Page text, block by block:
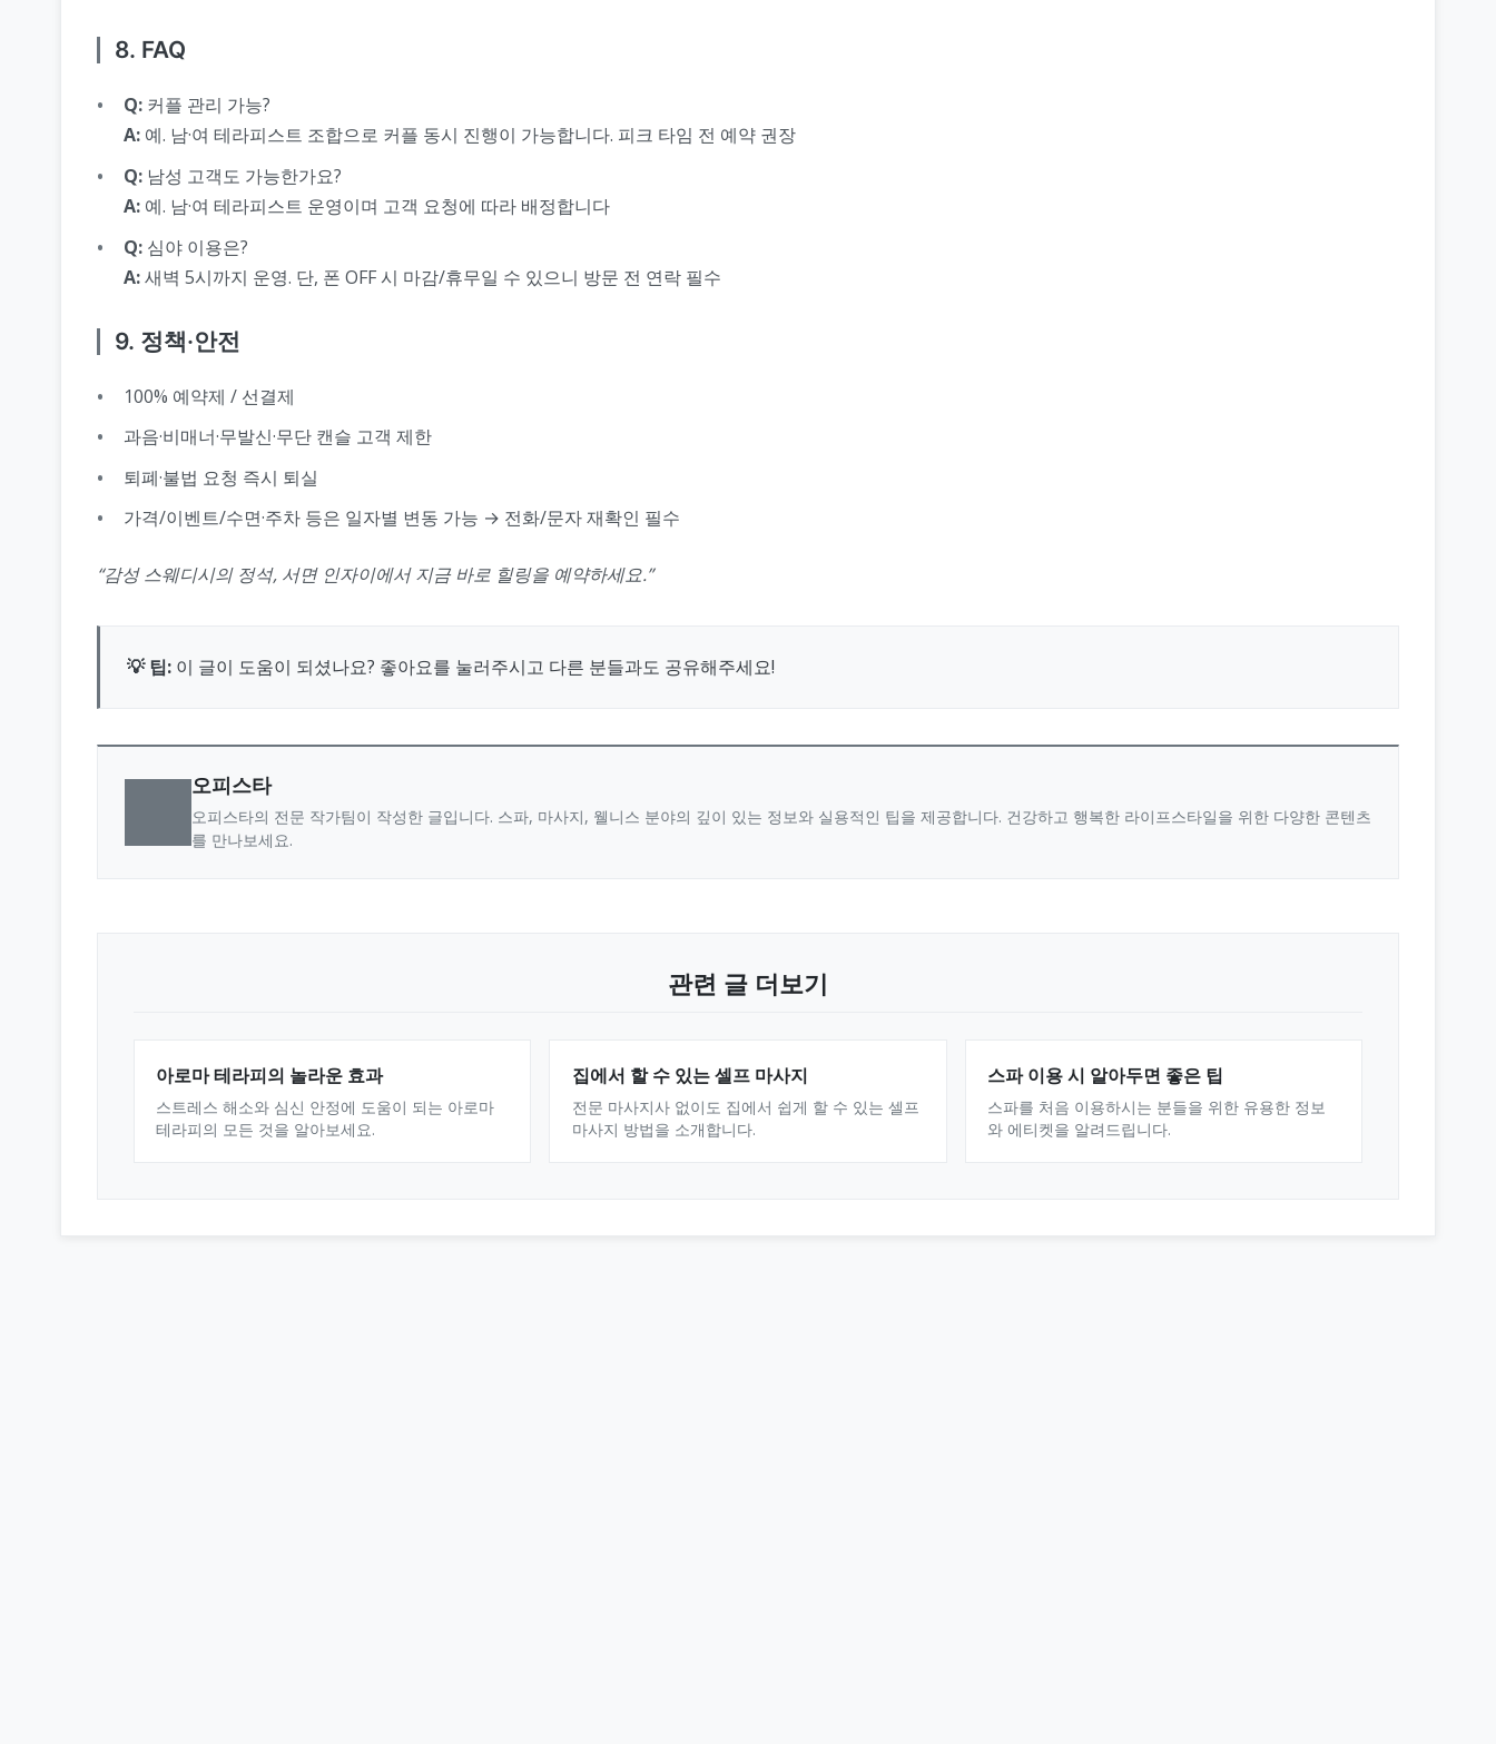
8. FAQ
Q: 커플 관리 가능?
A: 예. 남·여 테라피스트 조합으로 커플 동시 진행이 가능합니다. 피크 타임 전 예약 권장
Q: 남성 고객도 가능한가요?
A: 예. 남·여 테라피스트 운영이며 고객 요청에 따라 배정합니다
Q: 심야 이용은?
A:새벽 5시까지 운영. 단, 폰 OFF 시 마감/휴무일 수 있으니 방문 전 연락 필수
9. 정책·안전
100% 예약제 / 선결제
과음·비매너·무발신·무단 캔슬 고객 제한
퇴폐·불법 요청 즉시 퇴실
가격/이벤트/수면·주차 등은 일자별 변동 가능 → 전화/문자 재확인 필수
“감성 스웨디시의 정석, 서면 인자이에서 지금 바로 힐링을 예약하세요.”
💡 팁: 이 글이 도움이 되셨나요? 좋아요를 눌러주시고 다른 분들과도 공유해주세요!
오피스타
오피스타의 전문 작가팀이 작성한 글입니다. 스파, 마사지, 웰니스 분야의 깊이 있는 정보와 실용적인 팁을 제공합니다. 건강하고 행복한 라이프스타일을 위한 다양한 콘텐츠
를 만나보세요.
관련 글 더보기
아로마 테라피의 놀라운 효과
스트레스 해소와 심신 안정에 도움이 되는 아로마
테라피의 모든 것을 알아보세요.
집에서 할 수 있는 셀프 마사지
전문 마사지사 없이도 집에서 쉽게 할 수 있는 셀프
마사지 방법을 소개합니다.
스파 이용 시 알아두면 좋은 팁
스파를 처음 이용하시는 분들을 위한 유용한 정보
와 에티켓을 알려드립니다.